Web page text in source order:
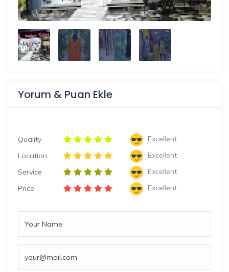
Yorum & Puan Ekle
Quality
Excellent
Location
Excellent
Service
Excellent
Price
Excellent